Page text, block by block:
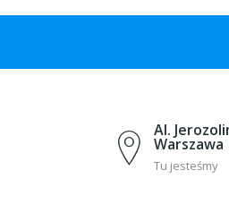
Al.
Warszawa
Tu jesteśmy